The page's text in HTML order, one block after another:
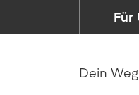
Für
Dein Weg